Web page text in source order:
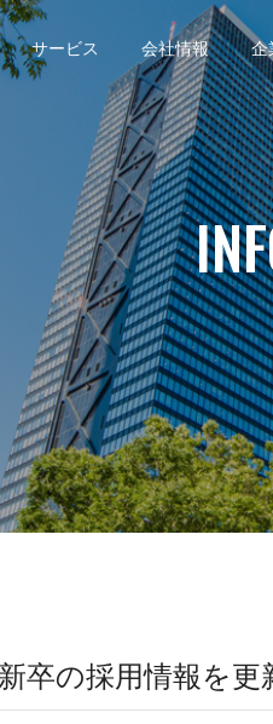
サービス 会社情報 企
卒の採用情報を更